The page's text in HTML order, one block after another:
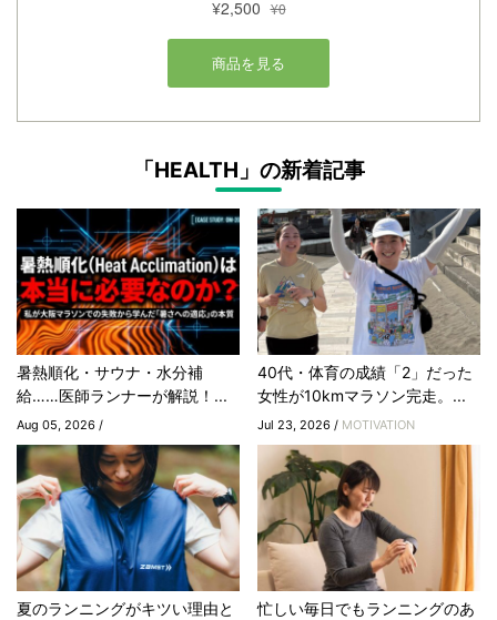
「HEALTH」の新着記事
暑熱順化・サウナ・水分補
給……医師ランナーが解説！...
Aug 05, 2026 /
40代・体育の成績「2」だった
女性が10kmマラソン完走。...
Jul 23, 2026 / MOTIVATION
夏のランニングがキツい理由と
忙しい毎日でもランニングのあ